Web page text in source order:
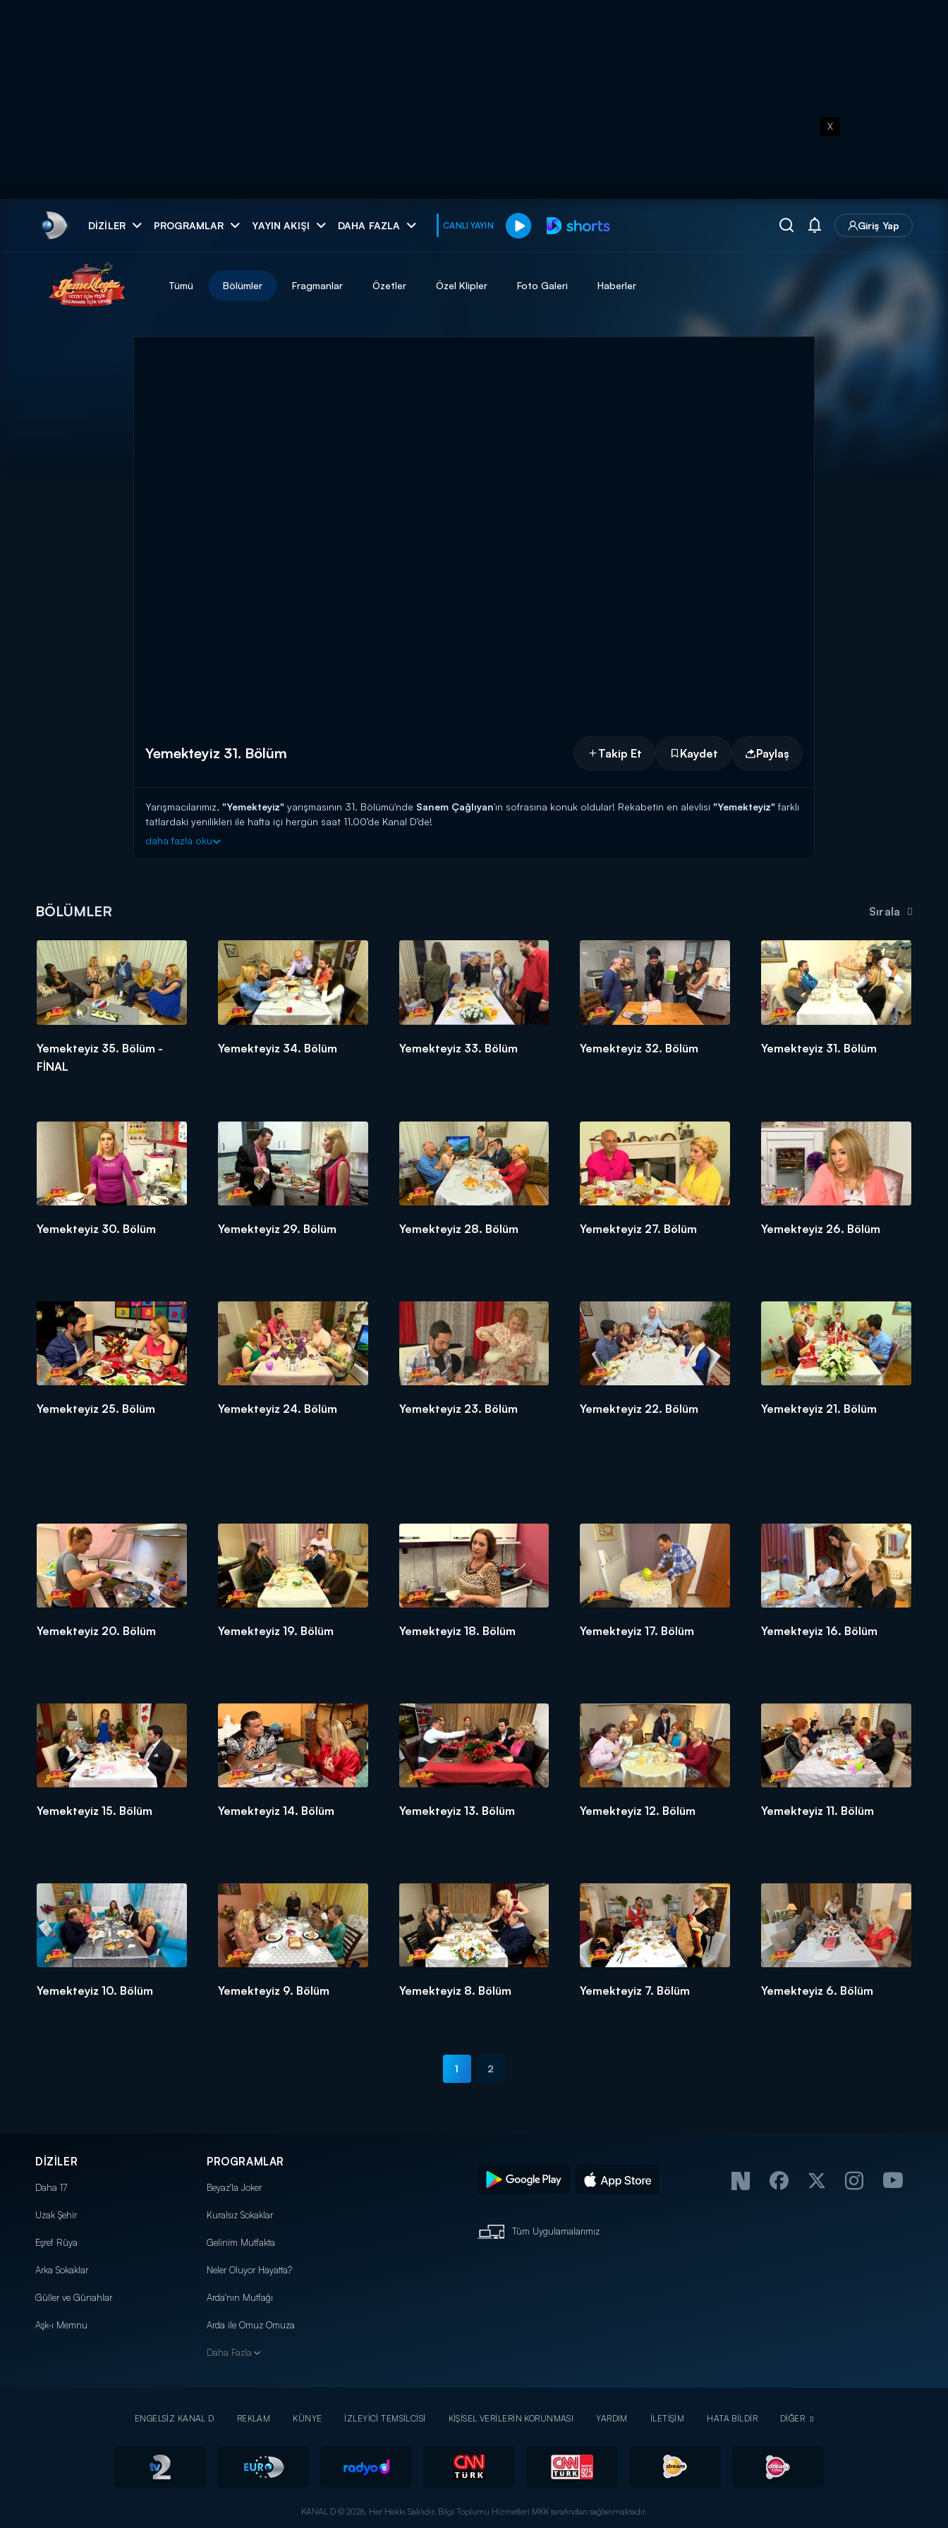
X
DIZILER PROGRAMLAR YAYIN AKIŞI DAHA FAZLA CANLI YAYIN Giriş Yap
muhteşem ikili
ARAMA SONUÇLARI
Tümü Bölümler Fragmanlar Özetler Özel Klipler Foto Galeri Haberler
Yemekteyiz 31. Bölüm Takip Et Kaydet Paylaş
Yarışmacılarımız, "Yemekteyiz" yarışmasının 31. Bölümü'nde Sanem Çağlıyan'ın sofrasına konuk oldular! Rekabetin en alevlisi "Yemekteyiz" farklı
tatlardaki yenilikleri ile hafta içi hergün saat 11.00’de Kanal D’de!
daha fazla oku
BÖLÜMLER Sırala
Yemekteyiz 35. Bölüm -
FİNAL
Yemekteyiz 34. Bölüm Yemekteyiz 33. Bölüm Yemekteyiz 32. Bölüm Yemekteyiz 31. Bölüm
Yemekteyiz 30. Bölüm Yemekteyiz 29. Bölüm Yemekteyiz 28. Bölüm Yemekteyiz 27. Bölüm Yemekteyiz 26. Bölüm
Yemekteyiz 25. Bölüm Yemekteyiz 24. Bölüm Yemekteyiz 23. Bölüm Yemekteyiz 22. Bölüm Yemekteyiz 21. Bölüm
Yemekteyiz 20. Bölüm Yemekteyiz 19. Bölüm Yemekteyiz 18. Bölüm Yemekteyiz 17. Bölüm Yemekteyiz 16. Bölüm
Yemekteyiz 15. Bölüm Yemekteyiz 14. Bölüm Yemekteyiz 13. Bölüm Yemekteyiz 12. Bölüm Yemekteyiz 11. Bölüm
Yemekteyiz 10. Bölüm Yemekteyiz 9. Bölüm Yemekteyiz 8. Bölüm Yemekteyiz 7. Bölüm Yemekteyiz 6. Bölüm
1 2
DİZİLER
Daha 17
Uzak Şehir
Eşref Rüya
Arka Sokaklar
Güller ve Günahlar
Aşk-ı Memnu
PROGRAMLAR
Beyaz'la Joker
Kuralsız Sokaklar
Gelinim Mutfakta
Neler Oluyor Hayatta?
Arda'nın Mutfağı
Arda ile Omuz Omuza
Daha Fazla
Tüm Uygulamalarımız
ENGELSİZ KANAL D REKLAM KÜNYE İZLEYİCİ TEMSİLCİSİ KİŞİSEL VERİLERİN KORUNMASI YARDIM İLETİŞİM HATA BİLDİR DİĞER
KANAL D © 2026. Her Hakkı Saklıdır. Bilgi Toplumu Hizmetleri MKK tarafından sağlanmaktadır.